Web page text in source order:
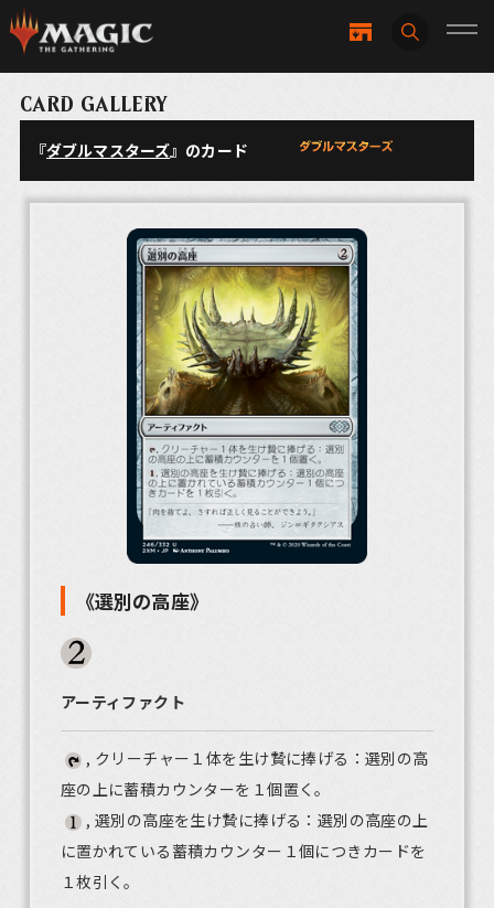
CARD GALLERY
『ダブルマスターズ』のカード
《選別の高座》
アーティファクト
, クリーチャー１体を生け贄に捧げる：選別の高
座の上に蓄積カウンターを１個置く。
, 選別の高座を生け贄に捧げる：選別の高座の上
に置かれている蓄積カウンター１個につきカードを
１枚引く。